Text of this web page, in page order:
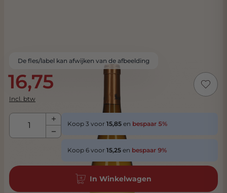
De fles/label kan afwijken van de afbeelding
16,75
Incl. btw
Aantal
Koop 3 voor 15,85 en bespaar 5%
Koop 6 voor 15,25 en bespaar 9%
In Winkelwagen